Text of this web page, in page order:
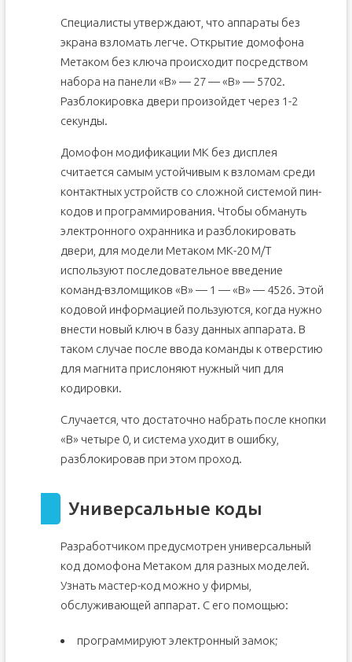
Специалисты утверждают, что аппараты без
экрана взломать легче. Открытие домофона
Метаком без ключа происходит посредством
набора на панели «В» — 27 — «В» — 5702.
Разблокировка двери произойдет через 1-2
секунды.
Домофон модификации МК без дисплея
считается самым устойчивым к взломам среди
контактных устройств со сложной системой пин-
кодов и программирования. Чтобы обмануть
электронного охранника и разблокировать
двери, для модели Метаком МК-20 М/Т
используют последовательное введение
команд-взломщиков «В» — 1 — «В» — 4526. Этой
кодовой информацией пользуются, когда нужно
внести новый ключ в базу данных аппарата. В
таком случае после ввода команды к отверстию
для магнита прислоняют нужный чип для
кодировки.
Случается, что достаточно набрать после кнопки
«В» четыре 0, и система уходит в ошибку,
разблокировав при этом проход.
Универсальные коды
Разработчиком предусмотрен универсальный
код домофона Метаком для разных моделей.
Узнать мастер-код можно у фирмы,
обслуживающей аппарат. С его помощью:
программируют электронный замок;